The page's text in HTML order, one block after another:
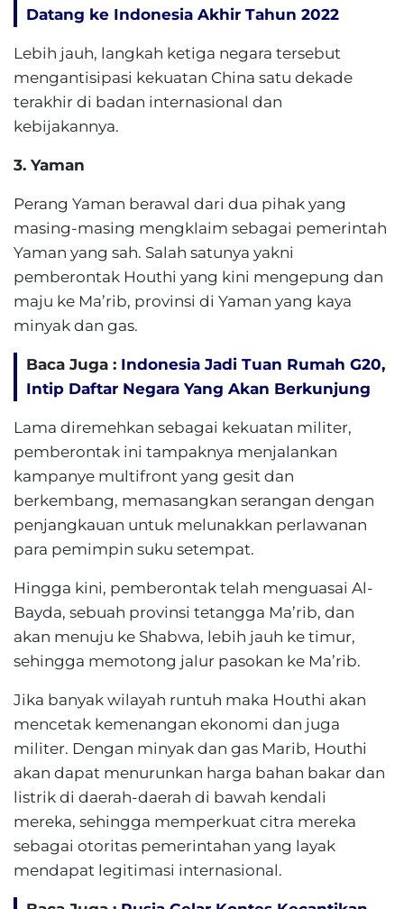
Datang ke Indonesia Akhir Tahun 2022
Lebih jauh, langkah ketiga negara tersebut
mengantisipasi kekuatan China satu dekade
terakhir di badan internasional dan
kebijakannya.
3. Yaman
Perang Yaman berawal dari dua pihak yang
masing-masing mengklaim sebagai pemerintah
Yaman yang sah. Salah satunya yakni
pemberontak Houthi yang kini mengepung dan
maju ke Ma’rib, provinsi di Yaman yang kaya
minyak dan gas.
Baca Juga : Indonesia Jadi Tuan Rumah G20,
Intip Daftar Negara Yang Akan Berkunjung
Lama diremehkan sebagai kekuatan militer,
pemberontak ini tampaknya menjalankan
kampanye multifront yang gesit dan
berkembang, memasangkan serangan dengan
penjangkauan untuk melunakkan perlawanan
para pemimpin suku setempat.
Hingga kini, pemberontak telah menguasai Al-
Bayda, sebuah provinsi tetangga Ma’rib, dan
akan menuju ke Shabwa, lebih jauh ke timur,
sehingga memotong jalur pasokan ke Ma’rib.
Jika banyak wilayah runtuh maka Houthi akan
mencetak kemenangan ekonomi dan juga
militer. Dengan minyak dan gas Marib, Houthi
akan dapat menurunkan harga bahan bakar dan
listrik di daerah-daerah di bawah kendali
mereka, sehingga memperkuat citra mereka
sebagai otoritas pemerintahan yang layak
mendapat legitimasi internasional.